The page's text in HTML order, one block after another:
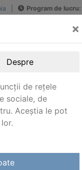
Program de lucru:
in
×
Despre
de rețele
sociale, de
Aceștia le pot